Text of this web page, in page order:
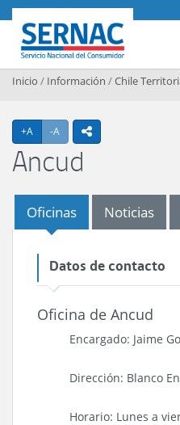
Contenido principal
SERNAC
Inicio / Información /Chile
+A Agrandar texto
-A Achicar textoicono
Ancud
Oficinas Noticias
Datos de contacto
Oficina de Ancud
Encargado: Jaime
Dirección: Blanco
Horario: Lunes a